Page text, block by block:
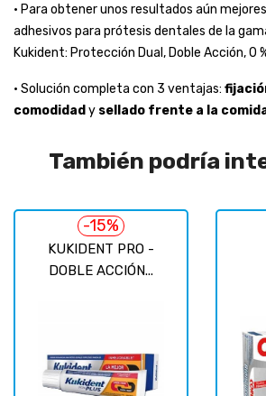
• Para obtener unos resultados aún
adhesivos para prótesis dentales de la
Kukident: Protección Dual, Doble Acción, 0
• Solución completa con 3 ventajas:
comodidad y sellado frente a la
También podría
KUKIDENT PRO -
DOBLE ACCIÓN...
-15%